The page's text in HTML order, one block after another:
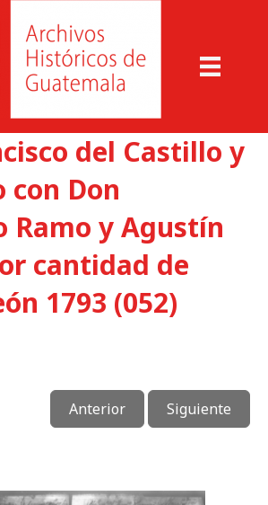
del Castillo y
con Don
Ramo y Agustín
cantidad de
1793 (052)
Anterior Siguiente